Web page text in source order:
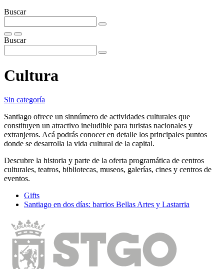
Buscar
Buscar
Cultura
Sin categoría
Santiago ofrece un sinnúmero de actividades culturales que
constituyen un atractivo ineludible para turistas nacionales y
extranjeros. Acá podrás conocer en detalle los principales puntos
donde se desarrolla la vida cultural de la capital.
Descubre la historia y parte de la oferta programática de centros
culturales, teatros, bibliotecas, museos, galerías, cines y centros de
eventos.
Gifts
Santiago en dos dí­as: barrios Bellas Artes y Lastarria